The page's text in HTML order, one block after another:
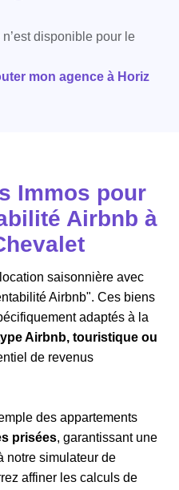
disponible pour le
mon agence à Horiz
Immos pour
Airbnb à
saisonnière avec
Airbnb". Ces biens
adaptés à la
Airbnb, touristique ou
de revenus
des appartements
prisées, garantissant une
notre simulateur de
affiner les calculs de